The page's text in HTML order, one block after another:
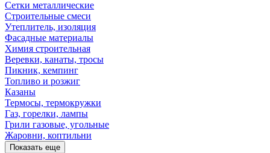
Сетки металлические
Строительные смеси
Утеплитель, изоляция
Фасадные материалы
Химия строительная
Веревки, канаты, тросы
Пикник, кемпинг
Топливо и розжиг
Казаны
Термосы, термокружки
Газ, горелки, лампы
Грили газовые, угольные
Жаровни, коптильни
Показать еще